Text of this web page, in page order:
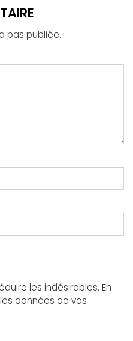
pas publiée.
les indésirables. En
données de vos